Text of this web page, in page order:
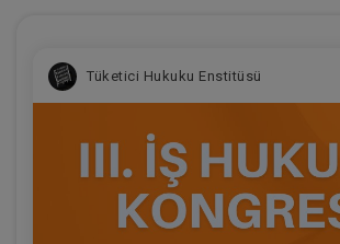
Tüketici Hukuku Enstitüsü